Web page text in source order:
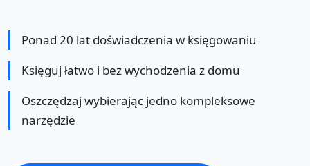
Ponad 20 lat doświadczenia w księgowaniu
Księguj łatwo i bez wychodzenia z domu
Oszczędzaj wybierając jedno kompleksowe
narzędzie